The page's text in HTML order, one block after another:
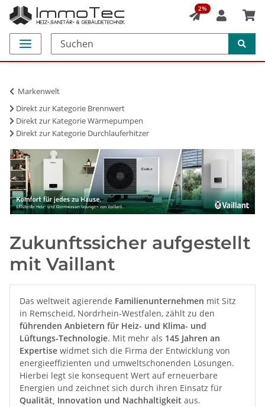
2%
Markenwelt
Direkt zur Kategorie Brennwert
Direkt zur Kategorie Wärmepumpen
Direkt zur Kategorie Durchlauferhitzer
Zukunftssicher aufgestellt
mit Vaillant
Das weltweit agierende Familienunternehmen mit Sitz
in Remscheid, Nordrhein-Westfalen, zählt zu den
führenden Anbietern für Heiz- und Klima- und
Lüftungs-Technologie. Mit mehr als 145 Jahren an
Expertise widmet sich die Firma der Entwicklung von
energieeffizienten und umweltschonenden Lösungen.
Hierbei legt sie konsequent Wert auf erneuerbare
Energien und zeichnet sich durch ihren Einsatz für
Qualität, Innovation und Nachhaltigkeit aus.